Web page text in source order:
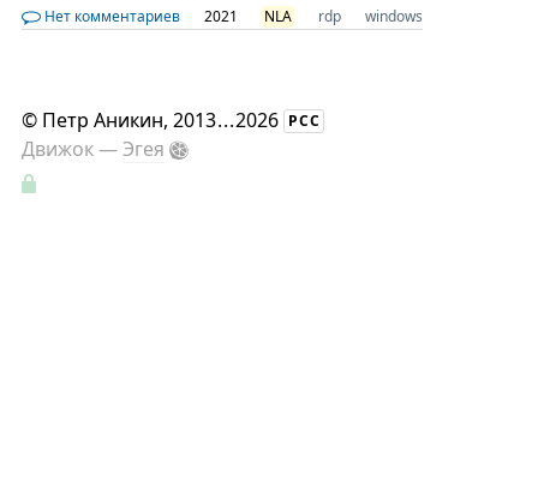
Нет комментариев 2021 NLA rdp windows
© Петр Аникин, 2013...2026 РСС
Движок —Эгея